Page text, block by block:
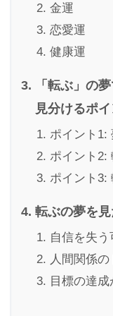
金運
恋愛運
健康運
「転ぶ」の
見分けるポイ
ポイント1:
ポイント2:
ポイント3:
転ぶの夢を
自信を失う
人間関係
目標の達